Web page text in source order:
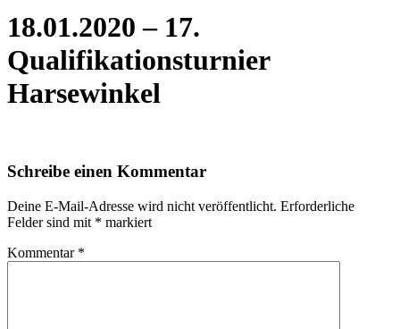
18.01.2020 – 17.
Qualifikationsturnier
Harsewinkel
Schreibe einen Kommentar
Deine E-Mail-Adresse wird nicht veröffentlicht. Erforderliche
Felder sind mit * markiert
Kommentar *